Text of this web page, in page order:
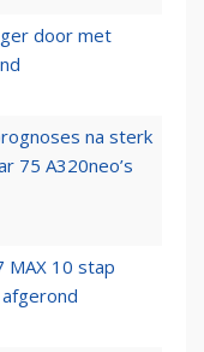
door met
na sterk
75 A320neo’s
MAX 10 stap